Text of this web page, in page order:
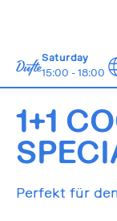
Saturday
15:00 - 18:00
5.4.2024
1+1
Perfekt für